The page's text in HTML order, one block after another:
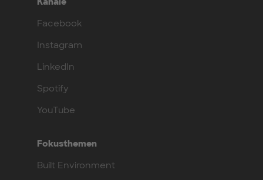
Facebook
Instagram
LinkedIn
Spotify
YouTube
Fokusthemen
Built Environment